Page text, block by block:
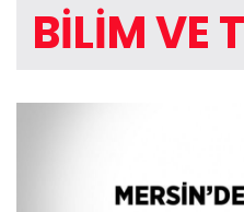
BILIM VE